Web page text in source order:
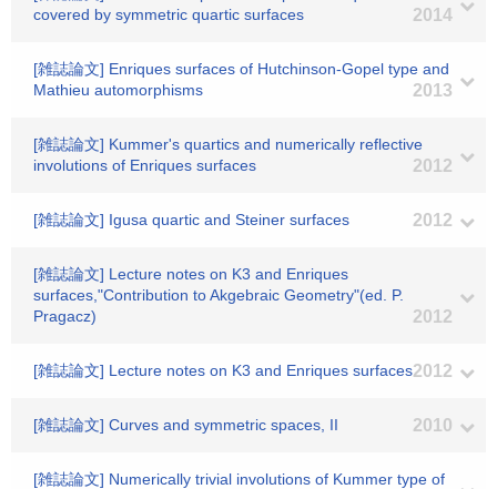
covered by symmetric quartic surfaces
2014
[雑誌論文] Enriques surfaces of Hutchinson-Gopel type and
Mathieu automorphisms
2013
[雑誌論文] Kummer's quartics and numerically reflective
involutions of Enriques surfaces
2012
[雑誌論文] Igusa quartic and Steiner surfaces 2012
[雑誌論文] Lecture notes on K3 and Enriques
surfaces,"Contribution to Akgebraic Geometry"(ed. P.
Pragacz)
2012
[雑誌論文] Lecture notes on K3 and Enriques surfaces2012
[雑誌論文] Curves and symmetric spaces, II 2010
[雑誌論文] Numerically trivial involutions of Kummer type of